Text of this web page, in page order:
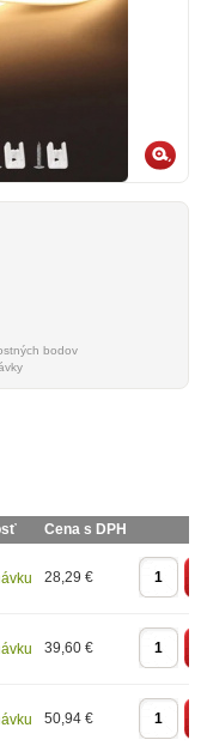
získate po zaplatení 1 Vernostných bodov
Cena s DPH
28,29 €
39,60 €
50,94 €